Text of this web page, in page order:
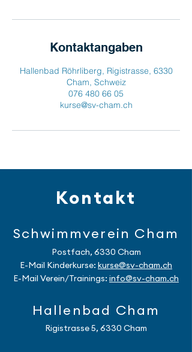
Kontaktangaben
Hallenbad Röhrliberg, Rigistrasse, 6330
Cham, Schweiz
076 480 66 05
kurse@sv-cham.ch
Kontakt
Schwimmverein Cham
Postfach, 6330 Cham
E-Mail Kinderkurse: kurse@sv-cham.ch
E-Mail Verein/Trainings: info@sv-cham.ch
Hallenbad Cham
Rigistrasse 5, 6330 Cham